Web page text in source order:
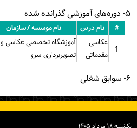
۵- دوره‌های آموزشی گذرانده شده
# نام درس نام موسسه / سازمان
1
عکاسی
مقدماتی
آموزشگاه تخصصی عکاسی و
تصویربرداری سرو
۶- سوابق شغلی